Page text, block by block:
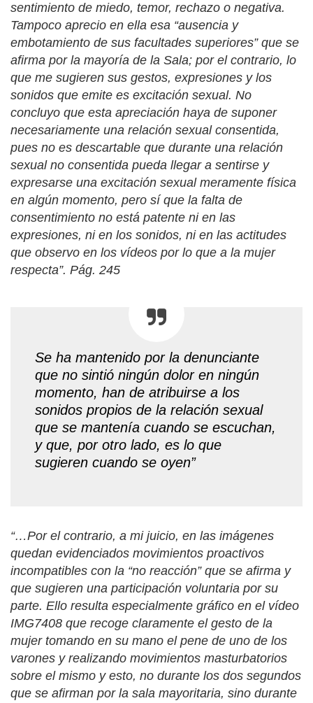
sentimiento de miedo, temor, rechazo o negativa.
Tampoco aprecio en ella esa “ausencia y
embotamiento de sus facultades superiores” que se
afirma por la mayoría de la Sala; por el contrario, lo
que me sugieren sus gestos, expresiones y los
sonidos que emite es excitación sexual. No
concluyo que esta apreciación haya de suponer
necesariamente una relación sexual consentida,
pues no es descartable que durante una relación
sexual no consentida pueda llegar a sentirse y
expresarse una excitación sexual meramente física
en algún momento, pero sí que la falta de
consentimiento no está patente ni en las
expresiones, ni en los sonidos, ni en las actitudes
que observo en los vídeos por lo que a la mujer
respecta”. Pág. 245
Se ha mantenido por la denunciante
que no sintió ningún dolor en ningún
momento, han de atribuirse a los
sonidos propios de la relación sexual
que se mantenía cuando se escuchan,
y que, por otro lado, es lo que
sugieren cuando se oyen”
“…Por el contrario, a mi juicio, en las imágenes
quedan evidenciados movimientos proactivos
incompatibles con la “no reacción” que se afirma y
que sugieren una participación voluntaria por su
parte. Ello resulta especialmente gráfico en el vídeo
IMG7408 que recoge claramente el gesto de la
mujer tomando en su mano el pene de uno de los
varones y realizando movimientos masturbatorios
sobre el mismo y esto, no durante los dos segundos
que se afirman por la sala mayoritaria, sino durante